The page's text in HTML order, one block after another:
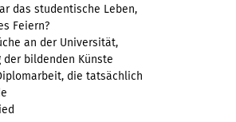
das studentische Leben,
Feiern?
an der Universität,
der bildenden Künste
die tatsächlich